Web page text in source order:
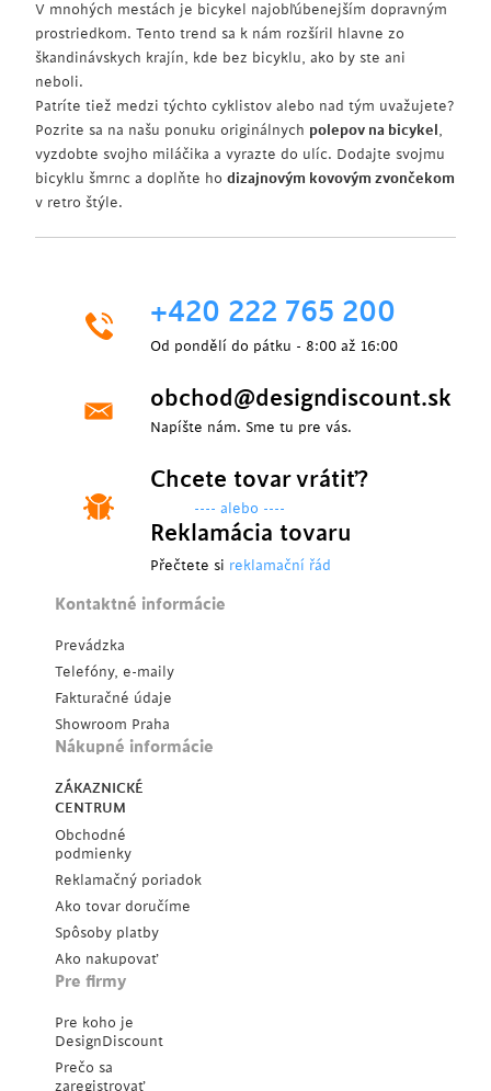
V mnohých mestách je bicykel najobľúbenejším dopravným
prostriedkom. Tento trend sa k nám rozšíril hlavne zo
škandinávskych krajín, kde bez bicyklu, ako by ste ani
neboli.
Patríte tiež medzi týchto cyklistov alebo nad tým uvažujete?
Pozrite sa na našu ponuku originálnych polepov na bicykel ,
vyzdobte svojho miláčika a vyrazte do ulíc. Dodajte svojmu
bicyklu šmrnc a doplňte ho dizajnovým kovovým zvončekom
v retro štýle.
+420 222 765 200
Od pondělí do pátku - 8:00 až 16:00
obchod@designdiscount.sk
Napíšte nám. Sme tu pre vás.
Chcete tovar vrátiť?
---- alebo ----
Reklamácia tovaru
Přečtete si reklamační řád
Kontaktné informácie
Prevádzka
Telefóny, e-maily
Fakturačné údaje
Showroom Praha
Nákupné informácie
ZÁKAZNICKÉ
CENTRUM
Obchodné
podmienky
Reklamačný poriadok
Ako tovar doručíme
Spôsoby platby
Ako nakupovať
Pre firmy
Pre koho je
DesignDiscount
Prečo sa
zaregistrovať